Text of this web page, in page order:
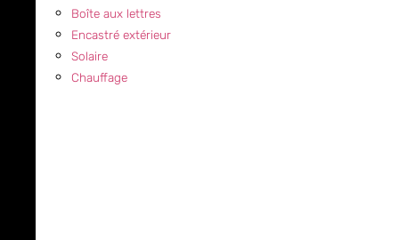
Boîte aux lettres
Encastré extérieur
Solaire
Chauffage